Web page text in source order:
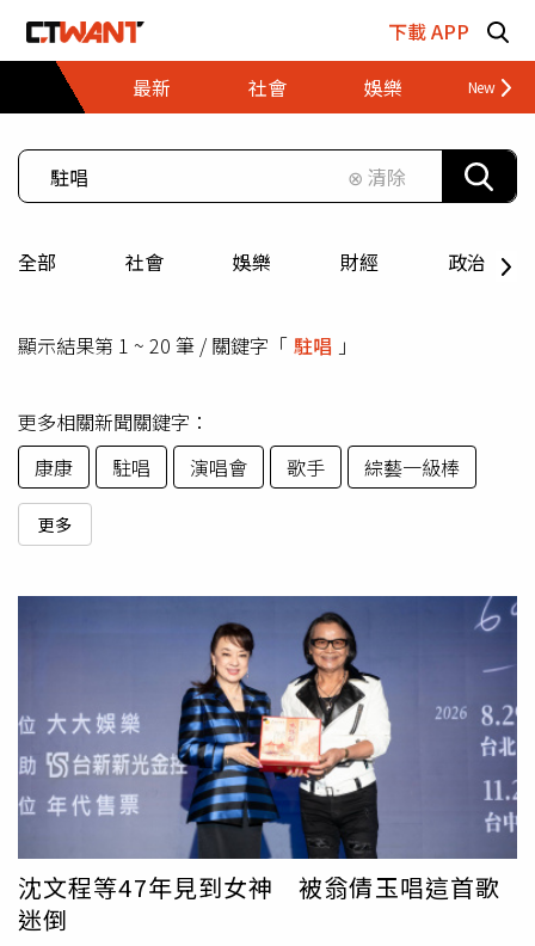
下載 APP
最新
社會 娛樂 財經
⊗ 清除
全部 社會 娛樂 財經 政治
顯示結果第 1 ~ 20 筆 / 關鍵字「 駐唱 」
更多相關新聞關鍵字：
康康
駐唱 演唱會 歌手 綜藝一級棒
更多
沈文程等47年見到女神 被翁倩玉唱這首歌
迷倒